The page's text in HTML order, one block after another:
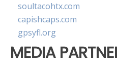
soultacohtx.com
capishcaps.com
gpsyfl.org
MEDIA